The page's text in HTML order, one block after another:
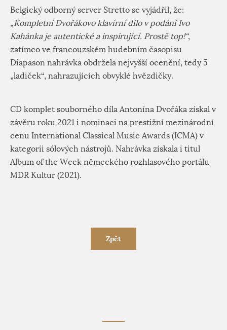
Belgický odborný server Stretto se vyjádřil, že:
„Kompletní Dvořákovo klavírní dílo v podání Ivo
Kahánka je autentické a inspirující. Prostě top!“,
zatímco ve francouzském hudebním časopisu
Diapason nahrávka obdržela nejvyšší ocenění, tedy 5
„ladiček“, nahrazujících obvyklé hvězdičky.
CD komplet souborného díla Antonína Dvořáka získal v
závěru roku 2021 i nominaci na prestižní mezinárodní
cenu International Classical Music Awards (ICMA) v
kategorii sólových nástrojů. Nahrávka získala i titul
Album of the Week německého rozhlasového portálu
MDR Kultur (2021).
Zpět